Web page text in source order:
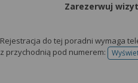
Zarezerwuj
Rejestracja do tej poradni wymaga
z przychodnią pod numerem: